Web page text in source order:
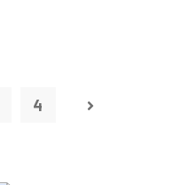
4